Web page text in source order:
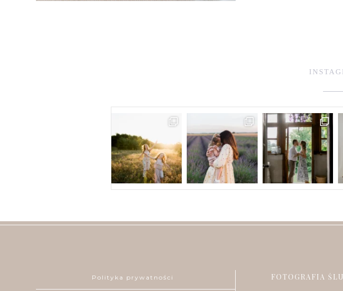
Polityka prywatności FOTOGRAFIA